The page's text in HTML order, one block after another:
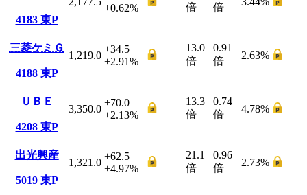
4183 東P
+0.62%
倍
倍
三菱ケミＧ
4188 東P
1,219.0
+34.5
+2.91%
13.0
倍
0.91
倍
2.63%
ＵＢＥ
4208 東P
3,350.0
+70.0
+2.13%
13.3
倍
0.74
倍
4.78%
出光興産
5019 東P
1,321.0
+62.5
+4.97%
21.1
倍
0.96
倍
2.73%